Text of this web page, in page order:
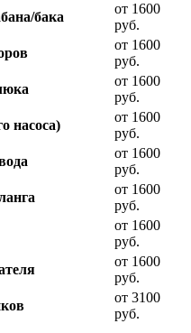
бака
от 1600
руб.
от 1600
руб.
от 1600
руб.
насоса)
от 1600
руб.
от 1600
руб.
от 1600
руб.
от 1600
руб.
от 1600
руб.
от 3100
руб.